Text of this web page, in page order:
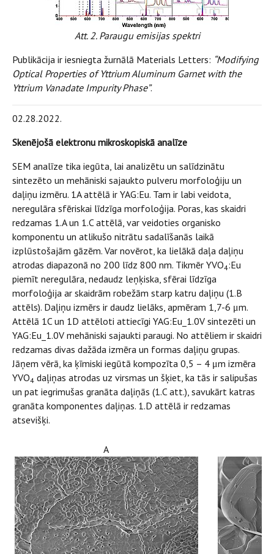
Att. 2. Paraugu emisijas spektri
Publikācija ir iesniegta žurnālā Materials Letters: “Modifying
Optical Properties of Yttrium Aluminum Garnet with the
Yttrium Vanadate Impurity Phase”.
02.28.2022.
Skenējošā elektronu mikroskopiskā analīze
SEM analīze tika iegūta, lai analizētu un salīdzinātu
sintezēto un mehāniski sajaukto pulveru morfoloģiju un
daļiņu izmēru. 1A attēlā ir YAG:Eu. Tam ir labi veidota,
neregulāra sfēriskai līdzīga morfoloģija. Poras, kas skaidri
redzamas 1.A un 1.C attēlā, var veidoties organisko
komponentu un atlikušo nitrātu sadalīšanās laikā
izplūstošajām gāzēm. Var novērot, ka lielākā daļa daļiņu
atrodas diapazonā no 200 līdz 800 nm. Tikmēr YVO4:Eu
piemīt neregulāra, nedaudz leņķiska, sfērai līdzīga
morfoloģija ar skaidrām robežām starp katru daļiņu (1.B
attēls). Daļiņu izmērs ir daudz lielāks, apmēram 1,7-6 μm.
Attēlā 1C un 1D attēloti attiecīgi YAG:Eu_1.0V sintezēti un
YAG:Eu_1.0V mehāniski sajaukti paraugi. No attēliem ir skaidri
redzamas divas dažāda izmēra un formas daļiņu grupas.
Jāņem vērā, ka ķīmiski iegūtā kompozīta 0,5 – 4 μm izmēra
YVO4 daļiņas atrodas uz virsmas un šķiet, ka tās ir salipušas
un pat iegrimušas granāta daļiņās (1.C att.), savukārt katras
granāta komponentes daļiņas. 1.D attēlā ir redzamas
atsevišķi.
A